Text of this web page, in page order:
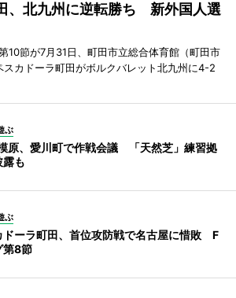
、北九州に逆転勝ち 新外国人選
10節が7月31日、町田市立総合体育館（町田市
カドーラ町田がボルクバレット北九州に4-2
ぶ
原、愛川町で作戦会議 「天然芝」練習拠
露も
ぶ
ドーラ町田、首位攻防戦で名古屋に惜敗 F
第8節